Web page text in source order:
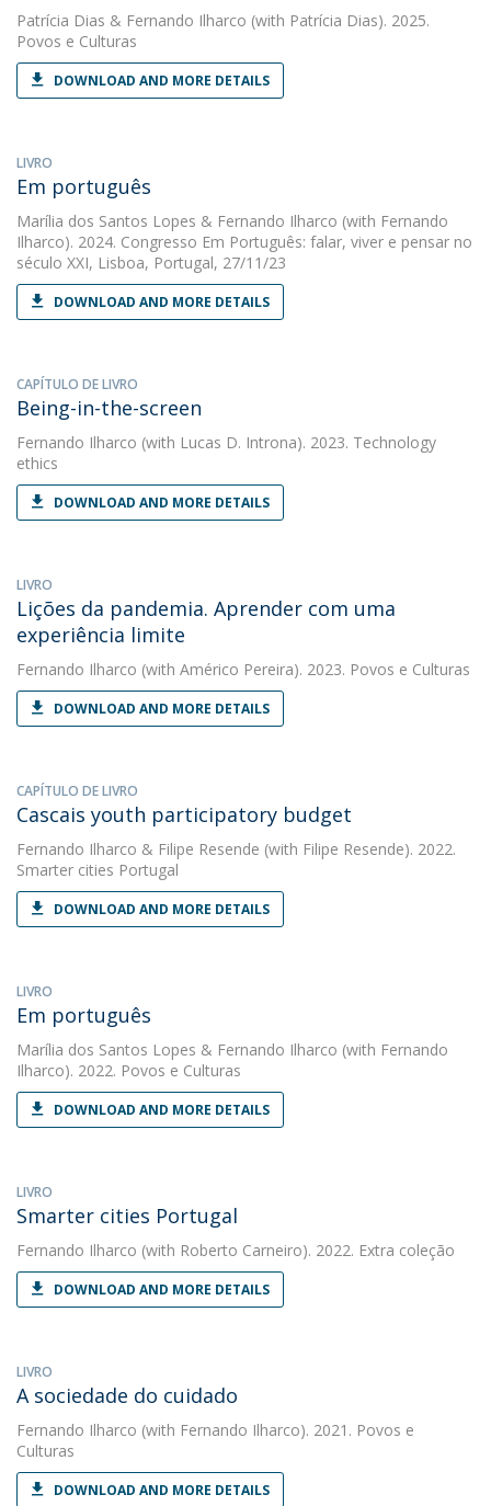
Patrícia Dias & Fernando Ilharco (with Patrícia Dias). 2025.
Povos e Culturas
DOWNLOAD AND MORE DETAILS
LIVRO
Em português
Marília dos Santos Lopes & Fernando Ilharco (with Fernando
Ilharco). 2024. Congresso Em Português: falar, viver e pensar no
século XXI, Lisboa, Portugal, 27/11/23
DOWNLOAD AND MORE DETAILS
CAPÍTULO DE LIVRO
Being-in-the-screen
Fernando Ilharco (with Lucas D. Introna). 2023. Technology
ethics
DOWNLOAD AND MORE DETAILS
LIVRO
Lições da pandemia. Aprender com uma
experiência limite
Fernando Ilharco (with Américo Pereira). 2023. Povos e Culturas
DOWNLOAD AND MORE DETAILS
CAPÍTULO DE LIVRO
Cascais youth participatory budget
Fernando Ilharco & Filipe Resende (with Filipe Resende). 2022.
Smarter cities Portugal
DOWNLOAD AND MORE DETAILS
LIVRO
Em português
Marília dos Santos Lopes & Fernando Ilharco (with Fernando
Ilharco). 2022. Povos e Culturas
DOWNLOAD AND MORE DETAILS
LIVRO
Smarter cities Portugal
Fernando Ilharco (with Roberto Carneiro). 2022. Extra coleção
DOWNLOAD AND MORE DETAILS
LIVRO
A sociedade do cuidado
Fernando Ilharco (with Fernando Ilharco). 2021. Povos e
Culturas
DOWNLOAD AND MORE DETAILS